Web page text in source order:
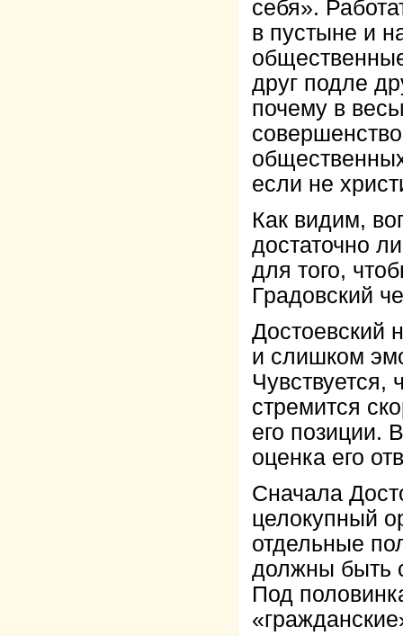
себя».
в пустыне и
друг подле
почему в
если не
Как видим,
достаточно
для того,
Градовский
Достоевский
и слишком
Чувствуется,
стремится
его позиции.
оценка его
Сначала
целокупный
отдельные
должны быть
Под